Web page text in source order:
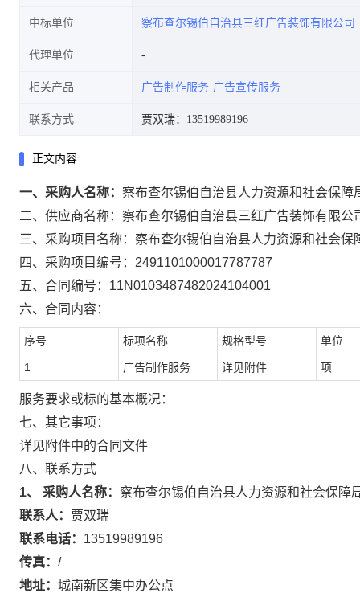
中标单位 察布查尔锡伯自治县三红广告装饰有限公司
代理单位
相关产品 广告制作服务 广告宣传服务
联系方式 贾双瑞：13519989196
正文内容
一、采购人名称： 察布查尔锡伯自治县人力资源和社会保障
二、供应商名称： 察布查尔锡伯自治县三红广告装饰有限公
三、采购项目名称： 察布查尔锡伯自治县人力资源和社会保
四、采购项目编号： 2491101000017787787
五、合同编号： 11N0103487482024104001
六、合同内容：
序号 标项名称 规格型号 单位
1 广告制作服务 详见附件 项
服务要求或标的基本概况：
七、其它事项：
详见附件中的合同文件
八、联系方式
1、 采购人名称： 察布查尔锡伯自治县人力资源和社会保障
联系人：
贾双瑞
联系电话： 13519989196
传真： /
地址： 城南新区集中办公点